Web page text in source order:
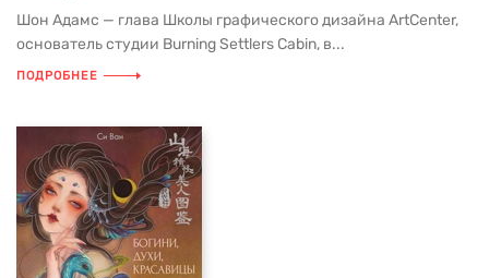
Шон Адамс — глава Школы графического дизайна ArtCenter,
основатель студии Burning Settlers Cabin, в...
ПОДРОБНЕЕ